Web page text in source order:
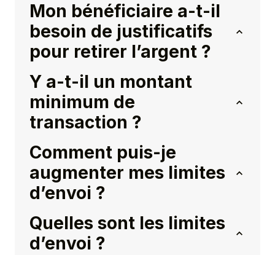
Mon bénéficiaire a-t-il
besoin de justificatifs
pour retirer l’argent ?
Y a-t-il un montant
minimum de
transaction ?
Comment puis-je
augmenter mes limites
d’envoi ?
Quelles sont les limites
d’envoi ?